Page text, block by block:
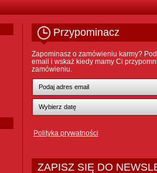
Przypominacz
Zapominasz o zamówieniu karmy?
email i wskaż kiedy mamy Ci
zamówieniu.
Polityka prywatności
ZAPISZ SIĘ DO